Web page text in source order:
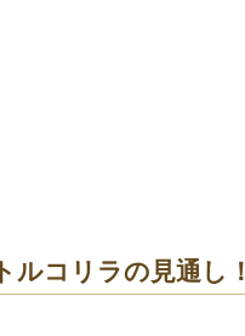
トルコリラの見通し！